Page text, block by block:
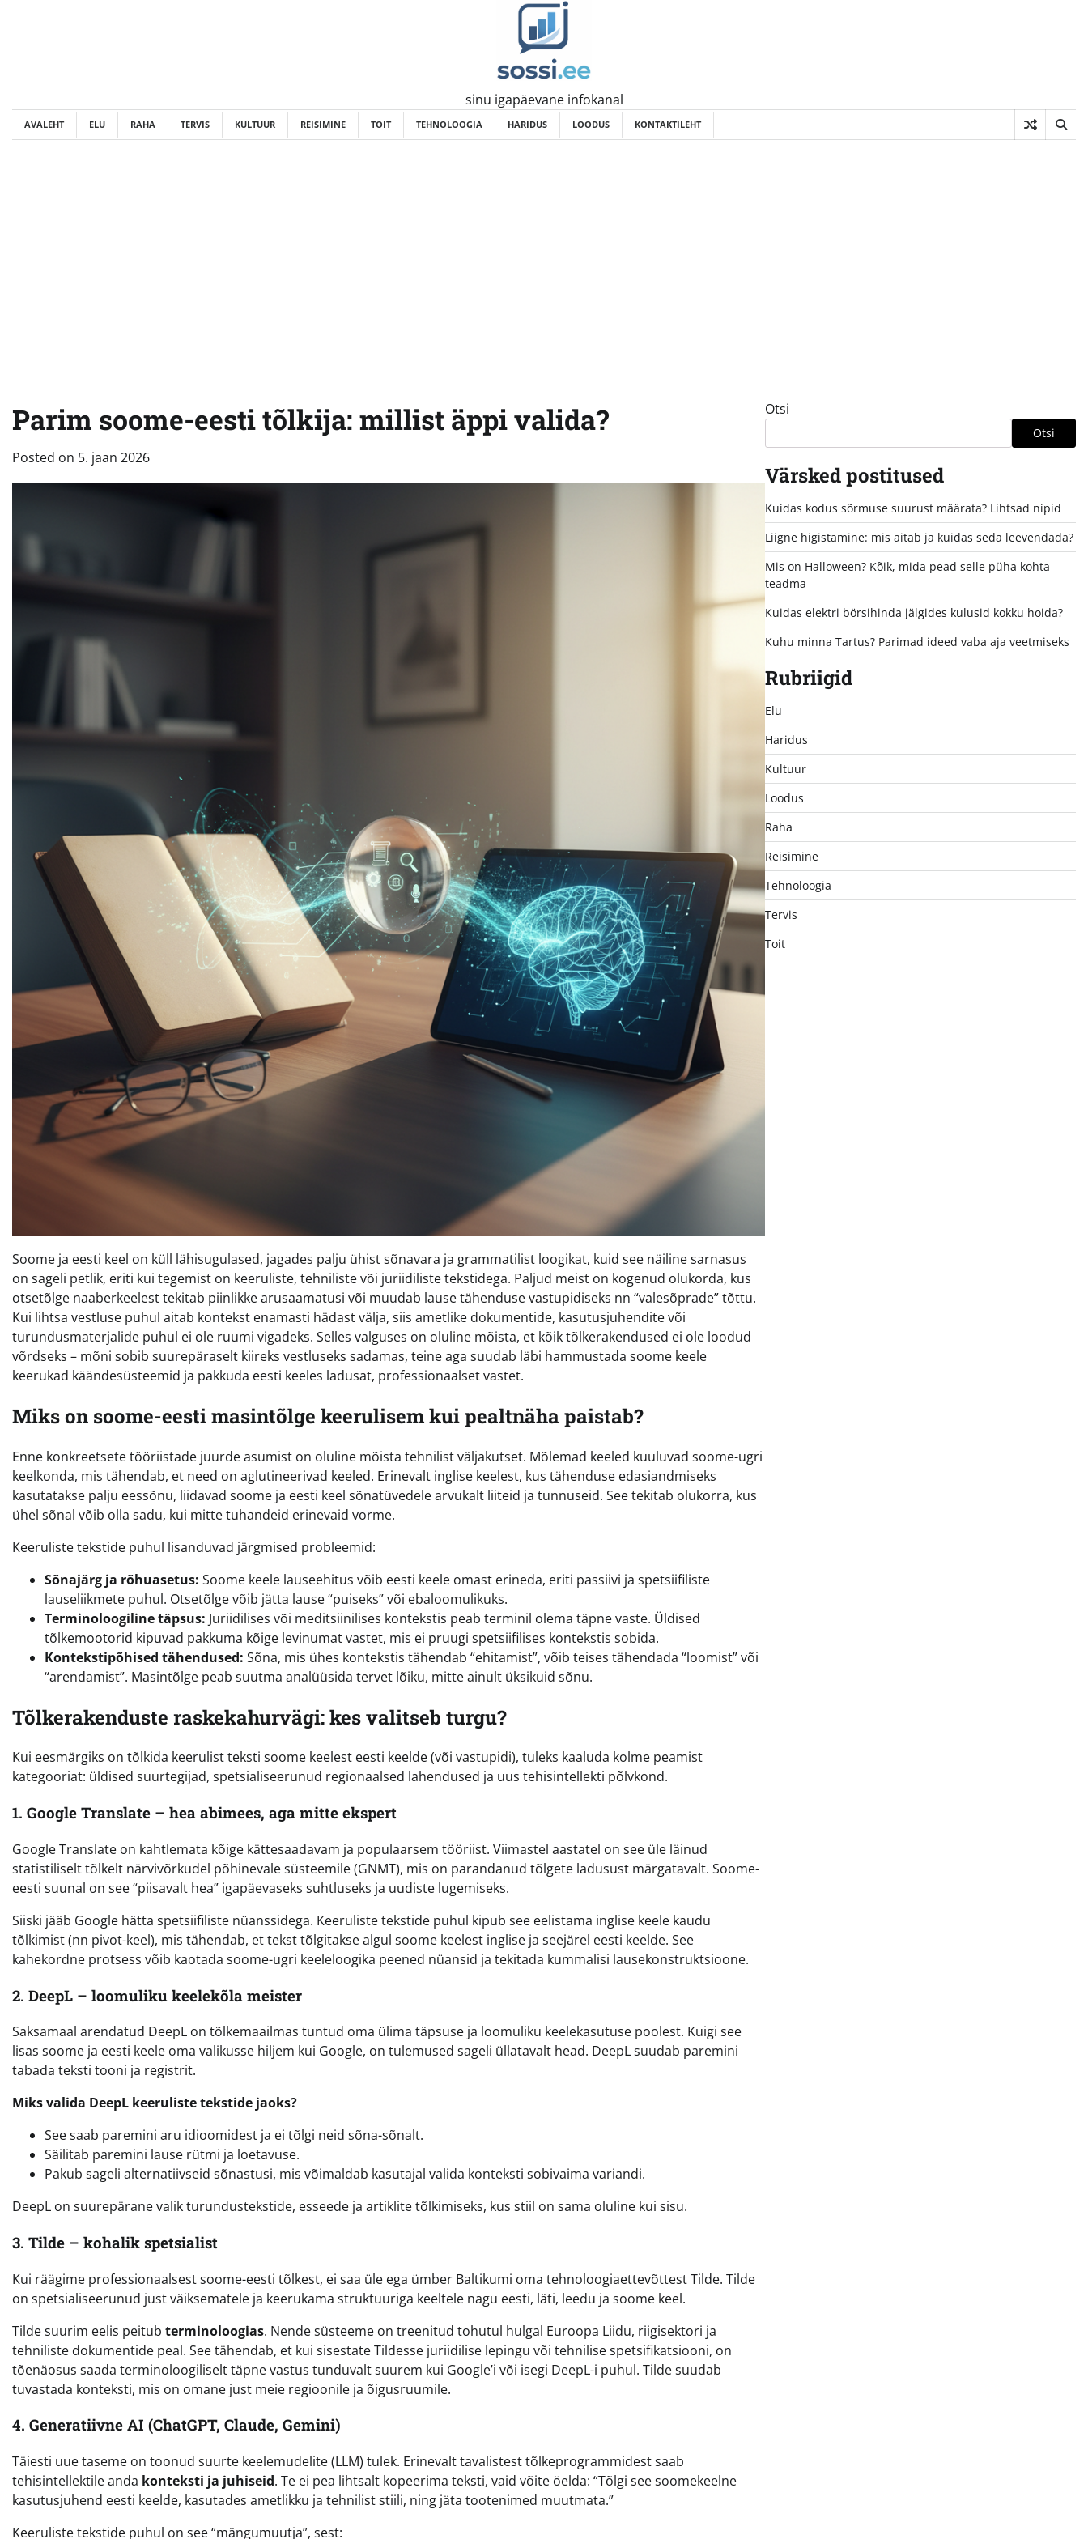
sinu igapäevane infokanal
AVALEHT ELU RAHA TERVIS KULTUUR REISIMINE TOIT TEHNOLOOGIA HARIDUS LOODUS KONTAKTILEHT
Parim soome-eesti tõlkija: millist äppi valida?
Posted on 5. jaan 2026
Soome ja eesti keel on küll lähisugulased, jagades palju ühist sõnavara ja grammatilist loogikat, kuid see näiline sarnasus
on sageli petlik, eriti kui tegemist on keeruliste, tehniliste või juriidiliste tekstidega. Paljud meist on kogenud olukorda, kus
otsetõlge naaberkeelest tekitab piinlikke arusaamatusi või muudab lause tähenduse vastupidiseks nn “valesõprade” tõttu.
Kui lihtsa vestluse puhul aitab kontekst enamasti hädast välja, siis ametlike dokumentide, kasutusjuhendite või
turundusmaterjalide puhul ei ole ruumi vigadeks. Selles valguses on oluline mõista, et kõik tõlkerakendused ei ole loodud
võrdseks – mõni sobib suurepäraselt kiireks vestluseks sadamas, teine aga suudab läbi hammustada soome keele
keerukad käändesüsteemid ja pakkuda eesti keeles ladusat, professionaalset vastet.
Miks on soome-eesti masintõlge keerulisem kui pealtnäha paistab?
Enne konkreetsete tööriistade juurde asumist on oluline mõista tehnilist väljakutset. Mõlemad keeled kuuluvad soome-ugri
keelkonda, mis tähendab, et need on aglutineerivad keeled. Erinevalt inglise keelest, kus tähenduse edasiandmiseks
kasutatakse palju eessõnu, liidavad soome ja eesti keel sõnatüvedele arvukalt liiteid ja tunnuseid. See tekitab olukorra, kus
ühel sõnal võib olla sadu, kui mitte tuhandeid erinevaid vorme.
Keeruliste tekstide puhul lisanduvad järgmised probleemid:
Sõnajärg ja rõhuasetus: Soome keele lauseehitus võib eesti keele omast erineda, eriti passiivi ja spetsiifiliste
lauseliikmete puhul. Otsetõlge võib jätta lause “puiseks” või ebaloomulikuks.
Terminoloogiline täpsus: Juriidilises või meditsiinilises kontekstis peab terminil olema täpne vaste. Üldised
tõlkemootorid kipuvad pakkuma kõige levinumat vastet, mis ei pruugi spetsiifilises kontekstis sobida.
Kontekstipõhised tähendused: Sõna, mis ühes kontekstis tähendab “ehitamist”, võib teises tähendada “loomist” või
“arendamist”. Masintõlge peab suutma analüüsida tervet lõiku, mitte ainult üksikuid sõnu.
Tõlkerakenduste raskekahurvägi: kes valitseb turgu?
Kui eesmärgiks on tõlkida keerulist teksti soome keelest eesti keelde (või vastupidi), tuleks kaaluda kolme peamist
kategooriat: üldised suurtegijad, spetsialiseerunud regionaalsed lahendused ja uus tehisintellekti põlvkond.
1. Google Translate – hea abimees, aga mitte ekspert
Google Translate on kahtlemata kõige kättesaadavam ja populaarsem tööriist. Viimastel aastatel on see üle läinud
statistiliselt tõlkelt närvivõrkudel põhinevale süsteemile (GNMT), mis on parandanud tõlgete ladusust märgatavalt. Soome-
eesti suunal on see “piisavalt hea” igapäevaseks suhtluseks ja uudiste lugemiseks.
Siiski jääb Google hätta spetsiifiliste nüanssidega. Keeruliste tekstide puhul kipub see eelistama inglise keele kaudu
tõlkimist (nn pivot-keel), mis tähendab, et tekst tõlgitakse algul soome keelest inglise ja seejärel eesti keelde. See
kahekordne protsess võib kaotada soome-ugri keeleloogika peened nüansid ja tekitada kummalisi lausekonstruktsioone.
2. DeepL – loomuliku keelekõla meister
Saksamaal arendatud DeepL on tõlkemaailmas tuntud oma ülima täpsuse ja loomuliku keelekasutuse poolest. Kuigi see
lisas soome ja eesti keele oma valikusse hiljem kui Google, on tulemused sageli üllatavalt head. DeepL suudab paremini
tabada teksti tooni ja registrit.
Miks valida DeepL keeruliste tekstide jaoks?
See saab paremini aru idioomidest ja ei tõlgi neid sõna-sõnalt.
Säilitab paremini lause rütmi ja loetavuse.
Pakub sageli alternatiivseid sõnastusi, mis võimaldab kasutajal valida konteksti sobivaima variandi.
DeepL on suurepärane valik turundustekstide, esseede ja artiklite tõlkimiseks, kus stiil on sama oluline kui sisu.
3. Tilde – kohalik spetsialist
Kui räägime professionaalsest soome-eesti tõlkest, ei saa üle ega ümber Baltikumi oma tehnoloogiaettevõttest Tilde. Tilde
on spetsialiseerunud just väiksematele ja keerukama struktuuriga keeltele nagu eesti, läti, leedu ja soome keel.
Tilde suurim eelis peitub terminoloogias. Nende süsteeme on treenitud tohutul hulgal Euroopa Liidu, riigisektori ja
tehniliste dokumentide peal. See tähendab, et kui sisestate Tildesse juriidilise lepingu või tehnilise spetsifikatsiooni, on
tõenäosus saada terminoloogiliselt täpne vastus tunduvalt suurem kui Google’i või isegi DeepL-i puhul. Tilde suudab
tuvastada konteksti, mis on omane just meie regioonile ja õigusruumile.
4. Generatiivne AI (ChatGPT, Claude, Gemini)
Täiesti uue taseme on toonud suurte keelemudelite (LLM) tulek. Erinevalt tavalistest tõlkeprogrammidest saab
tehisintellektile anda konteksti ja juhiseid. Te ei pea lihtsalt kopeerima teksti, vaid võite öelda: “Tõlgi see soomekeelne
kasutusjuhend eesti keelde, kasutades ametlikku ja tehnilist stiili, ning jäta tootenimed muutmata.”
Keeruliste tekstide puhul on see “mängumuutja”, sest:
Otsi
Otsi
Värsked postitused
Kuidas kodus sõrmuse suurust määrata? Lihtsad nipid
Liigne higistamine: mis aitab ja kuidas seda leevendada?
Mis on Halloween? Kõik, mida pead selle püha kohta
teadma
Kuidas elektri börsihinda jälgides kulusid kokku hoida?
Kuhu minna Tartus? Parimad ideed vaba aja veetmiseks
Rubriigid
Elu
Haridus
Kultuur
Loodus
Raha
Reisimine
Tehnoloogia
Tervis
Toit